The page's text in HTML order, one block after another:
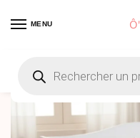
MENU